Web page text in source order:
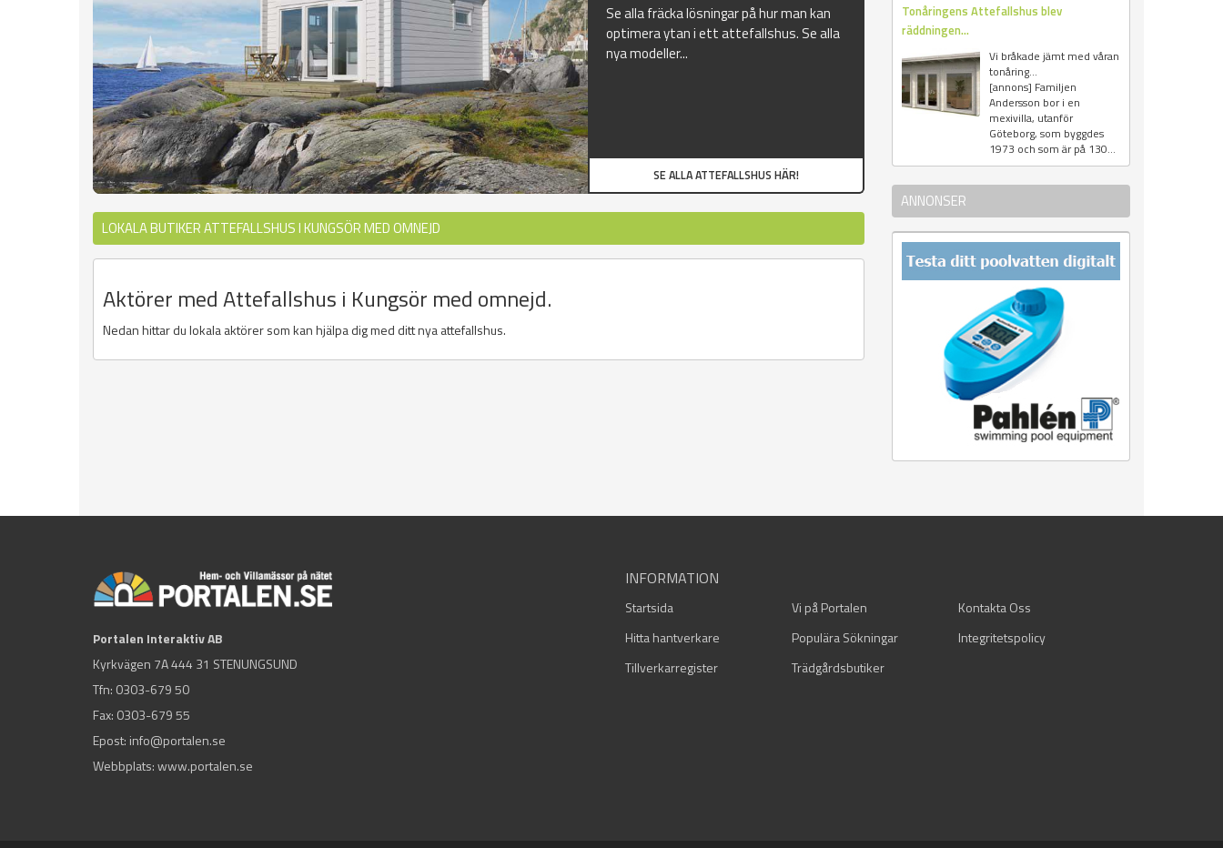
Se alla fräcka lösningar på hur man kan
optimera ytan i ett attefallshus. Se alla
nya modeller...
SE ALLA ATTEFALLSHUS HÄR!
LOKALA BUTIKER ATTEFALLSHUS I KUNGSÖR MED OMNEJD
Aktörer med Attefallshus i Kungsör med omnejd.
Nedan hittar du lokala aktörer som kan hjälpa dig med ditt nya attefallshus.
Tonåringens Attefallshus blev
räddningen...
Vi bråkade jämt med våran
tonåring...
[annons] Familjen
Andersson bor i en
mexivilla, utanför
Göteborg, som byggdes
1973 och som är på 130...
ANNONSER
Portalen Interaktiv AB
Kyrkvägen 7A 444 31 STENUNGSUND
Tfn: 0303-679 50
Fax: 0303-679 55
Epost: info@portalen.se
Webbplats: www.portalen.se
INFORMATION
Startsida Vi på Portalen
Kontakta Oss
Hitta hantverkare
Populära Sökningar
Integritetspolicy
Tillverkarregister
Trädgårdsbutiker